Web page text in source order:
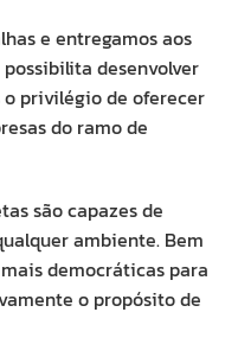
e entregamos aos
desenvolver
o privilégio de oferecer
do ramo de
são capazes de
ambiente. Bem
democráticas para
o propósito de